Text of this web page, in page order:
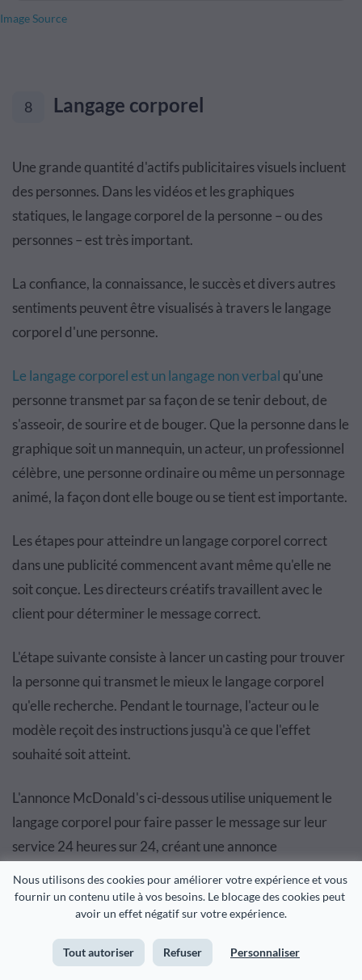
Nous utilisons des cookies pour améliorer votre expérience et vous
fournir un contenu utile à vos besoins. Le blocage des cookies peut
avoir un effet négatif sur votre expérience.
Tout autoriser Refuser Personnaliser
Image Source
8 Langage corporel
Une grande quantité d'actifs publicitaires visuels incluent
des personnes. Dans les vidéos et les graphiques
statiques, le langage corporel de la personne – ou des
personnes – est très important.
La confiance, la connaissance, le succès et divers autres
sentiments peuvent être visualisés à travers le langage
corporel d'une personne.
Le langage corporel est un langage non verbal qu'une
personne transmet par sa façon de se tenir debout, de
s'asseoir, de sourire et de bouger. Que la personne dans le
graphique soit un mannequin, un acteur, un professionnel
célèbre, une personne ordinaire ou même un personnage
animé, la façon dont elle bouge ou se tient est importante.
Les étapes pour atteindre un langage corporel correct
dans une publicité commencent avant même qu'elle ne
soit conçue. Les directeurs créatifs travaillent avec le
client pour déterminer le message correct.
L'étape suivante consiste à lancer un casting pour trouver
la personne qui transmet le mieux le langage corporel
qu'elle recherche. Pendant le tournage, l'acteur ou le
modèle reçoit des instructions jusqu'à ce que l'effet
souhaité soit atteint.
L'annonce McDonald's ci-dessous utilise uniquement le
langage corporel pour faire passer le message sur leur
service 24 heures sur 24, créant une annonce